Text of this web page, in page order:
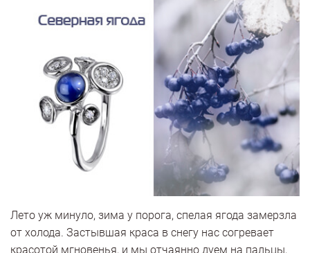
Лето уж минуло, зима у порога, спелая ягода замерзла
от холода. Застывшая краса в снегу нас согревает
красотой мгновенья, и мы отчаянно дуем на пальцы,